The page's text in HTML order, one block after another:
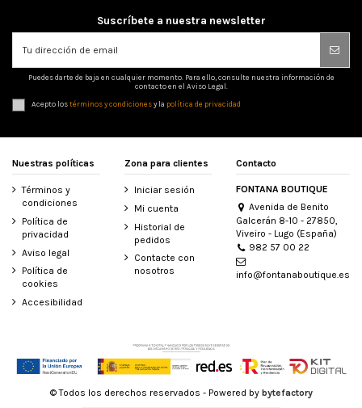
Suscríbete a nuestra newsletter
Puedes darte de baja en cualquier momento. Para ello, consulte nuestra información de
contacto en el Aviso Legal.
Acepto lostérminos y condicionesy la política de privacidad
Nuestras políticas
Términos y
condiciones
Política de
privacidad
Aviso legal
Política de
cookies
Accesibilidad
Zona para clientes
Iniciar sesión
Mi cuenta
Historial de
pedidos
Contacte con
nosotros
Contacto
FONTANA BOUTIQUE
Avenida de Benito
Galcerán 8-10 - 27850,
Viveiro - Lugo (España)
982 57 00 22
info@fontanaboutique.es
© Todos los derechos reservados - Powered by bytefactory